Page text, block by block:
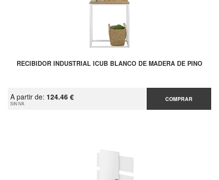
RECIBIDOR INDUSTRIAL ICUB BLANCO DE MADERA DE PINO
A partir de: 124.46 €
SIN IVA
COMPRAR